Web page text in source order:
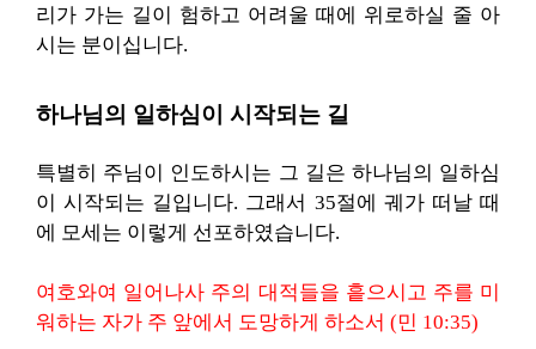
리가 가는 길이 험하고 어려울 때에 위로하실 줄 아
시는 분이십니다.
하나님의 일하심이 시작되는 길
특별히 주님이 인도하시는 그 길은 하나님의 일하심
이 시작되는 길입니다. 그래서 35절에 궤가 떠날 때
에 모세는 이렇게 선포하였습니다.
여호와여 일어나사 주의 대적들을 흩으시고 주를 미
워하는 자가 주 앞에서 도망하게 하소서 (민 10:35)